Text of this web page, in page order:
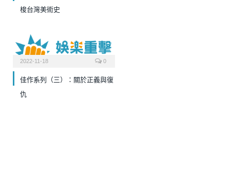
梭台灣美術史
2022-11-18 0
佳作系列（三）：關於正義與復
仇